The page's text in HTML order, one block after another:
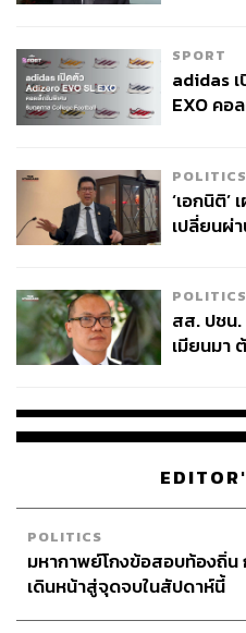
SPORT
adidas
EXO คอ
POLITICS
‘เอกนิติ’
เปลี่ยนผ่
POLITICS
สส. ปชน
เมียนมา
POLITICS
มหากาพย์โกงข้อสอบท้องถิ่น
เดินหน้าสู่จุดจบในสัปดาห์นี้